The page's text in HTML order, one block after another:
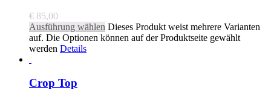
€ 85,00
Ausführung wählen Dieses Produkt weist mehrere Varianten
auf. Die Optionen können auf der Produktseite gewählt
werden Details
Crop Top